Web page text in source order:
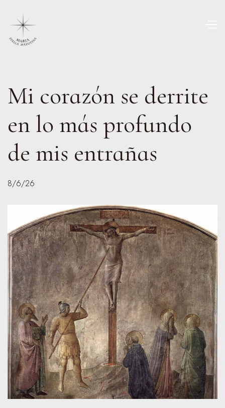
Mi corazón se derrite
en lo más profundo
de mis entrañas
8/6/26